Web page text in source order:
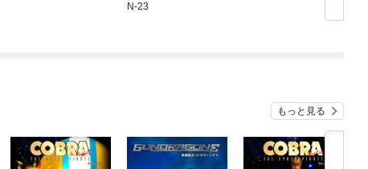
N-23
もっと見る